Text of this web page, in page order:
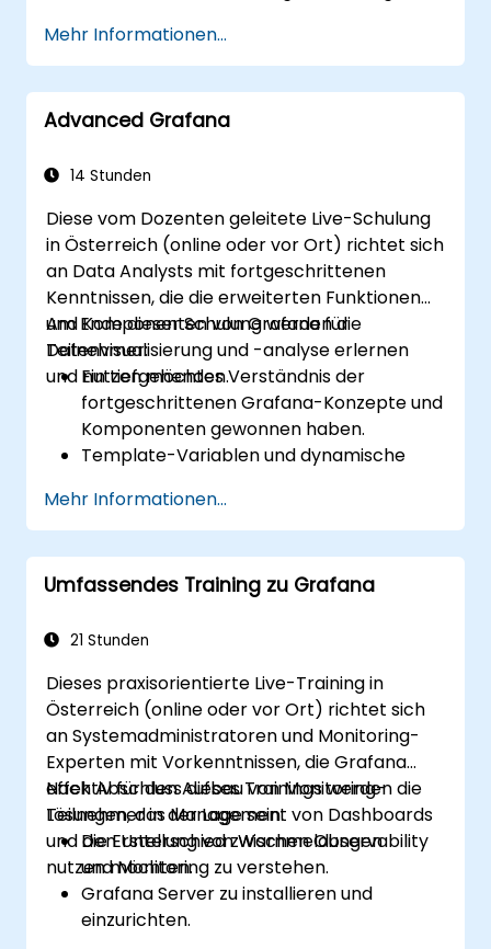
Panels und Dashboards mit Daten
anzupassen.
Einen Reverse-Proxy für schnelle
Ladezeiten zu konfigurieren.
Mehr Informationen...
Advanced Grafana
14 Stunden
Diese vom Dozenten geleitete Live-Schulung
in Österreich (online oder vor Ort) richtet sich
an Data Analysts mit fortgeschrittenen
Kenntnissen, die die erweiterten Funktionen
und Komponenten von Grafana für
Datenvisualisierung und -analyse erlernen
und nutzen möchten.
Am Ende dieser Schulung werden die
Teilnehmer:
Ein tiefgehendes Verständnis der
fortgeschrittenen Grafana-Konzepte und
Komponenten gewonnen haben.
Template-Variablen und dynamische
Datenvisualisierung nutzen können.
Die Grafana Query Language für
komplexe Abfragen verwenden können.
Best Practices für das Skalieren von
die Gewährleistung einer hohen
Mehr Informationen...
Umfassendes Training zu Grafana
21 Stunden
Dieses praxisorientierte Live-Training in
Österreich (online oder vor Ort) richtet sich
an Systemadministratoren und Monitoring-
Experten mit Vorkenntnissen, die Grafana
effektiv für den Aufbau von Monitoring-
Lösungen, das Management von Dashboards
und die Erstellung von Warnmeldungen
nutzen möchten.
Nach Abschluss dieses Trainings werden die
Teilnehmer in der Lage sein:
Den Unterschied zwischen Observability
und Monitoring zu verstehen.
Grafana Server zu installieren und
einzurichten.